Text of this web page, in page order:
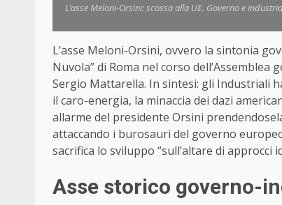
L’asse Meloni-Orsini: scossa alla UE. Governo e
L’asse Meloni-Orsini, ovvero la sintonia
Nuvola” di Roma nel corso
Sergio Mattarella. In sintesi: gli Industriali
il caro-energia, la minaccia dei dazi
allarme del presidente Orsini
attaccando i burosauri del governo
sacrifica lo sviluppo “sull’altare di approcci
Asse storico governo-